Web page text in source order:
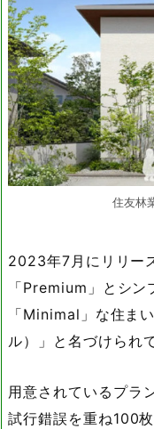
住友林
2023年7月にリリー
「Premium」とシ
「Minimal」な住ま
ル）」と名づけられ
用意されているプラ
試行錯誤を重ね100